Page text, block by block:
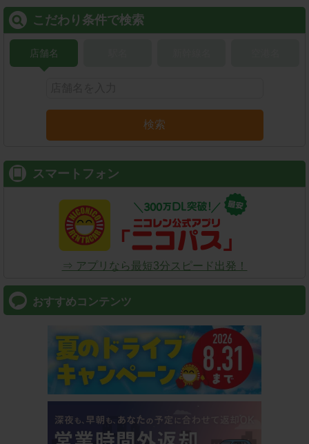
こだわり条件で検索
店舗名
検索
スマートフォン
⇒ アプリなら最短3分スピード出発！
おすすめコンテンツ